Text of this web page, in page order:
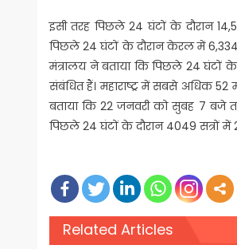
इसी तरह पिछले 24 घंटों के दौरान
पिछले 24 घंटों के दौरान केरल में
मंत्रालय ने बताया कि पिछले 24 घंटों के
संबंधित हैं। महाराष्ट्र में सबसे अधिक
बताया कि 22 जनवरी को सुबह 7 बजे
पिछले 24 घंटों के दौरान 4049 सत्रों में
Related Articles